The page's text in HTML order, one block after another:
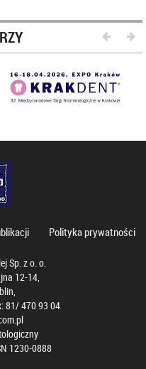
Polityka prywatności
Sp. z o. o.
12-14,
81/ 470 93 04
1230-0888